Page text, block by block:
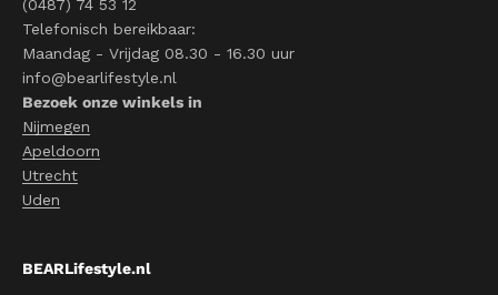
(0487) 74 53 12
Telefonisch bereikbaar:
Maandag - Vrijdag 08.30 - 16.30 uur
info@bearlifestyle.nl
Bezoek onze winkels in
Nijmegen
Apeldoorn
Utrecht
Uden
BEARLifestyle.nl